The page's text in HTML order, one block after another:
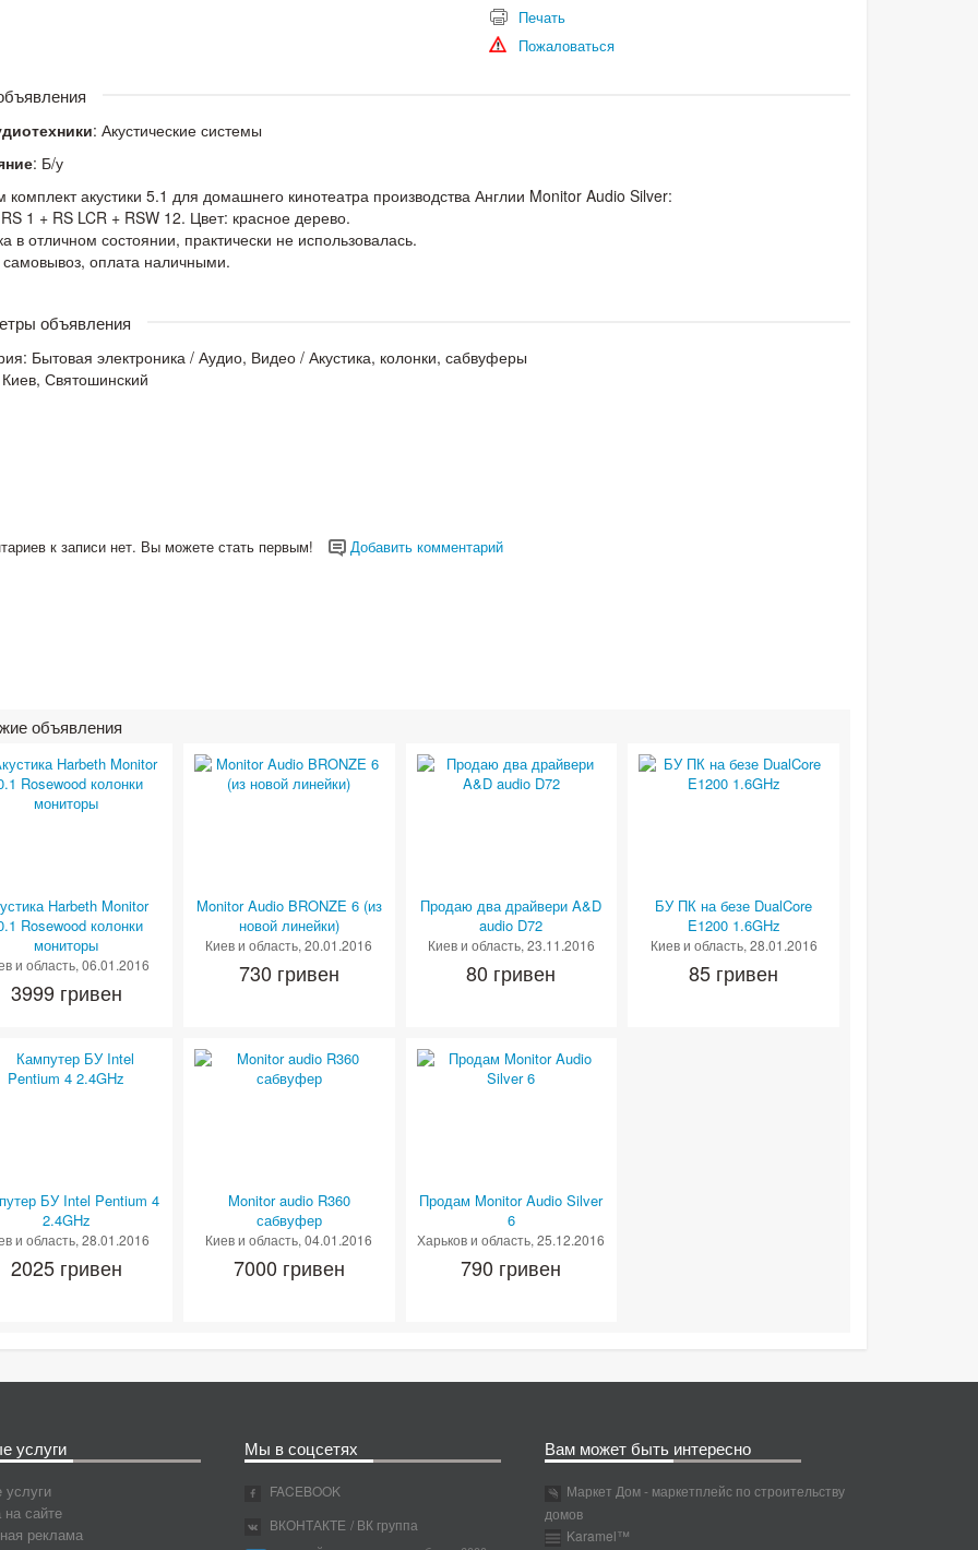
Печать
Пожаловаться
: Акустические системы
: Б/у
акустики 5.1 для домашнего кинотеатра производства Англии Monitor Audio Silver:
1 + RS LCR + RSW 12. Цвет: красное дерево.
в отличном состоянии, практически не использовалась.
самовывоз, оплата наличными.
объявления
Бытовая электроника / Аудио, Видео / Акустика, колонки, сабвуферы
Святошинский
к записи нет. Вы можете стать первым! Добавить комментарий
объявления
Harbeth Monitor
Rosewood колонки
мониторы
и область, 06.01.2016
3999 гривен
Monitor Audio BRONZE 6 (из
новой линейки)
Киев и область, 20.01.2016
730 гривен
Продаю два драйвери A&D
audio D72
Киев и область, 23.11.2016
80 гривен
БУ ПК на безе DualCore
E1200 1.6GHz
Киев и область, 28.01.2016
85 гривен
БУ Intel Pentium 4
2.4GHz
и область, 28.01.2016
2025 гривен
Monitor audio R360
сабвуфер
Киев и область, 04.01.2016
7000 гривен
Продам Monitor Audio Silver
6
Харьков и область, 25.12.2016
790 гривен
услуги
сайте
реклама
Мы в соцсетях
FACEBOOK
ВКОНТАКТЕ / ВК группа
Вам может быть интересно
Маркет Дом - маркетплейс по строительству
домов
Karamel™